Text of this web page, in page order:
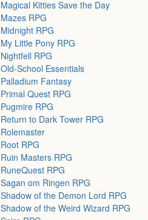
Magical Kitties Save the Day
Mazes RPG
Midnight RPG
My Little Pony RPG
Nightfell RPG
Old-School Essentials
Palladium Fantasy
Primal Quest RPG
Pugmire RPG
Return to Dark Tower RPG
Rolemaster
Root RPG
Ruin Masters RPG
RuneQuest RPG
Sagan om Ringen RPG
Shadow of the Demon Lord RPG
Shadow of the Weird Wizard RPG